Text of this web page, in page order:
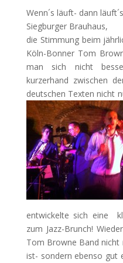
Wenn´s läuft- dann
Siegburger Brauhaus,
die Stimmung beim
Köln-Bonner Tom
man sich nicht
kurzerhand zwischen
deutschen Texten nicht
entwickelte sich eine
zum Jazz-Brunch!
Tom Browne Band nicht
ist- sondern ebenso gut